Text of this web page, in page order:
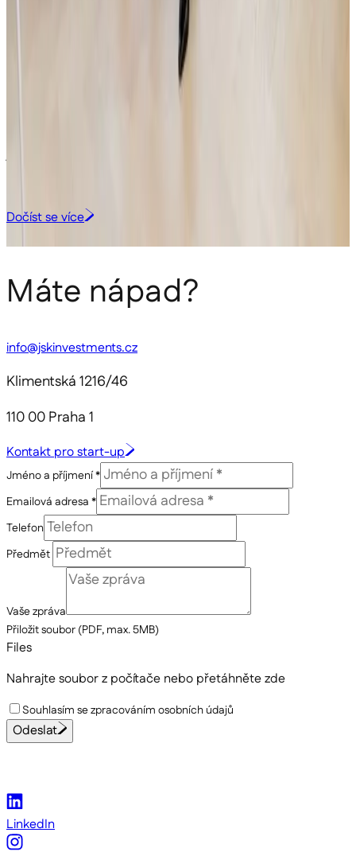
JSK Investments SICAV a.s. investuje do deep-
tech startupu Lightly: technologie pro detekci a
analýzu nebezpečných látek
Investiční skupina JSK Investments vstoupila do českého deep-tech
Dočíst se více
Máte nápad?
info@jskinvestments.cz
Klimentská 1216/46
110 00 Praha 1
Kontakt pro start-up
Jméno a příjmení *
Emailová adresa *
Telefon
Předmět
Vaše zpráva
Přiložit soubor (PDF, max. 5MB)
Files
Nahrajte soubor z počítače nebo přetáhněte zde
Souhlasím se zpracováním osobních údajů
Odeslat
LinkedIn